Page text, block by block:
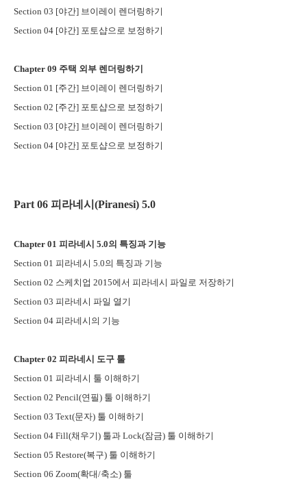
Section 03 [야간] 브이레이 렌더링하기
Section 04 [야간] 포토샵으로 보정하기
Chapter 09 주택 외부 렌더링하기
Section 01 [주간] 브이레이 렌더링하기
Section 02 [주간] 포토샵으로 보정하기
Section 03 [야간] 브이레이 렌더링하기
Section 04 [야간] 포토샵으로 보정하기
Part 06 피라네시 (Piranesi) 5.0
Chapter 01 피라네시 5.0의 특징과 기능
Section 01 피라네시 5.0의 특징과 기능
Section 02 스케치업 2015에서 피라네시 파일로 저장하기
Section 03 피라네시 파일 열기
Section 04 피라네시의 기능
Chapter 02 피라네시 도구 툴
Section 01 피라네시 툴 이해하기
Section 02 Pencil(연필) 툴 이해하기
Section 03 Text(문자) 툴 이해하기
Section 04 Fill(채우기) 툴과 Lock(잠금) 툴 이해하기
Section 05 Restore(복구) 툴 이해하기
Section 06 Zoom(확대/축소) 툴